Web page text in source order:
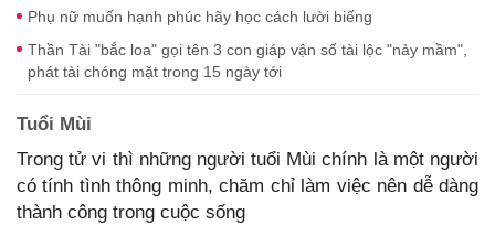
Phụ nữ muốn hạnh phúc hãy học cách lười biếng
Thần Tài "bắc loa" gọi tên 3 con giáp vận số tài lộc "nảy mầm",
phát tài chóng mặt trong 15 ngày tới
Tuổi Mùi
Trong tử vi thì những người tuổi Mùi chính là một người
có tính tình thông minh, chăm chỉ làm việc nên dễ dàng
thành công trong cuộc sống